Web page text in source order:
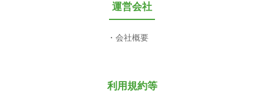
運営会社
会社概要
利用規約等